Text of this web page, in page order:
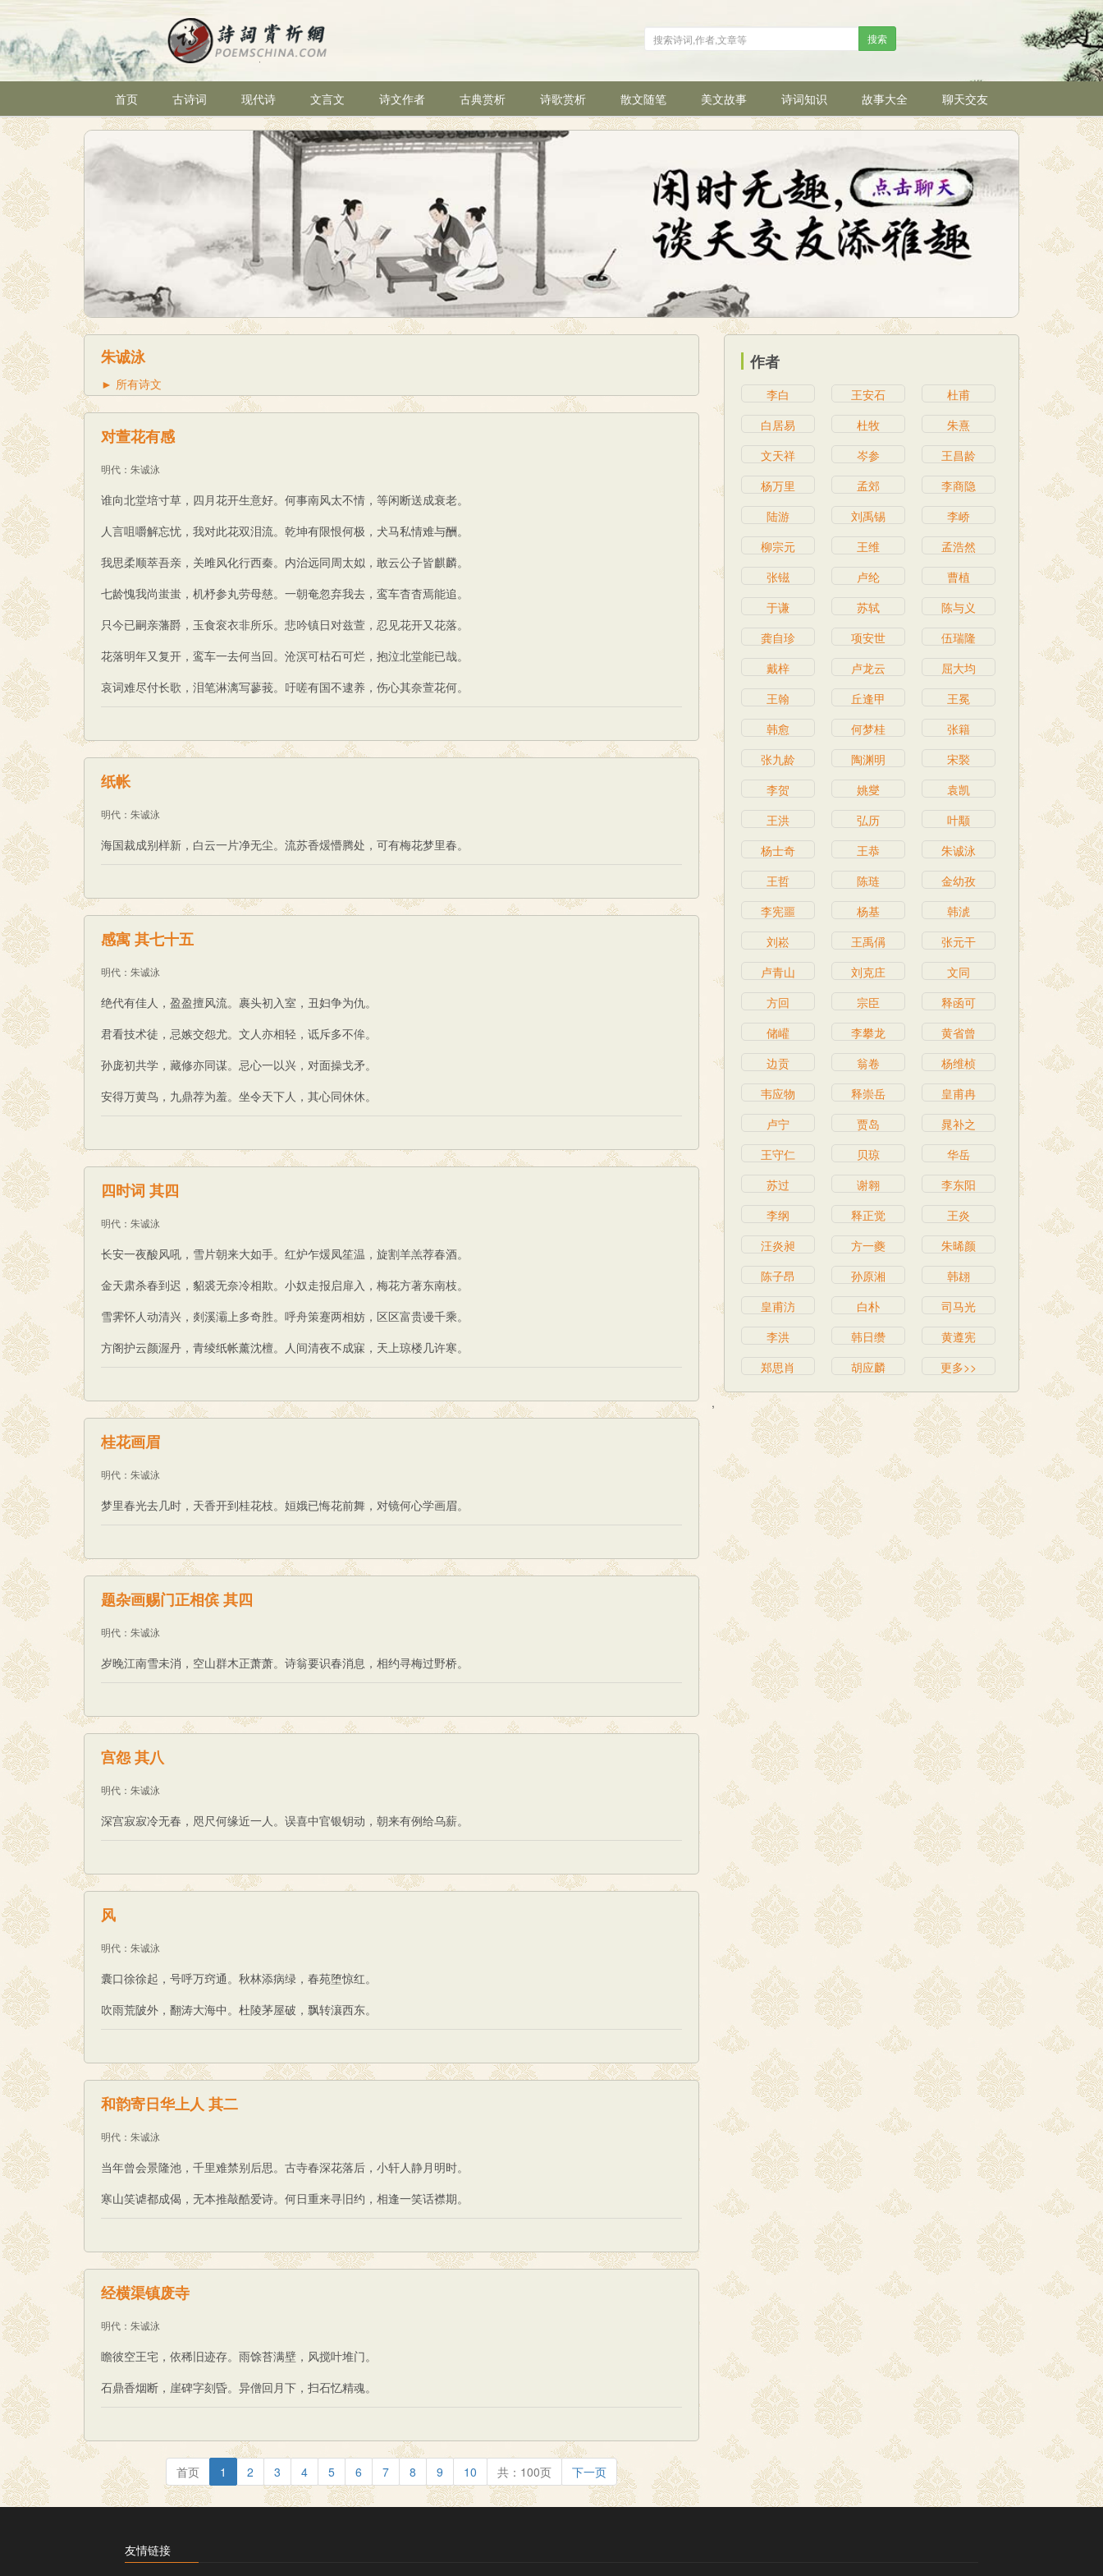
搜索
首页 古诗词 现代诗 文言文 诗文作者 古典赏析 诗歌赏析 散文随笔 美文故事 诗词知识 故事大全 聊天交友
朱诚泳
► 所有诗文
对萱花有感
明代 ： 朱诚泳
谁向北堂培寸草，四月花开生意好。何事南风太不情，等闲断送成衰老。
人言咀嚼解忘忧，我对此花双泪流。乾坤有限恨何极，犬马私情难与酬。
我思柔顺萃吾亲，关雎风化行西秦。内治远同周太姒，敢云公子皆麒麟。
七龄愧我尚蚩蚩，机杼参丸劳母慈。一朝奄忽弃我去，鸾车杳杳焉能追。
只今已嗣亲藩爵，玉食衮衣非所乐。悲吟镇日对兹萱，忍见花开又花落。
花落明年又复开，鸾车一去何当回。沧溟可枯石可烂，抱泣北堂能已哉。
哀词难尽付长歌，泪笔淋漓写蓼莪。吁嗟有国不逮养，伤心其奈萱花何。
纸帐
明代 ： 朱诚泳
海国裁成别样新，白云一片净无尘。流苏香煖懵腾处，可有梅花梦里春。
感寓 其七十五
明代 ： 朱诚泳
绝代有佳人，盈盈擅风流。裹头初入室，丑妇争为仇。
君看技术徒，忌嫉交怨尤。文人亦相轻，诋斥多不侔。
孙庞初共学，藏修亦同谋。忌心一以兴，对面操戈矛。
安得万黄鸟，九鼎荐为羞。坐令天下人，其心同休休。
四时词 其四
明代 ： 朱诚泳
长安一夜酸风吼，雪片朝来大如手。红炉乍煖凤笙温，旋割羊羔荐春酒。
金天肃杀春到迟，貂裘无奈冷相欺。小奴走报启扉入，梅花方著东南枝。
雪霁怀人动清兴，剡溪灞上多奇胜。呼舟策蹇两相妨，区区富贵谩千乘。
方阁护云颜渥丹，青绫纸帐薰沈檀。人间清夜不成寐，天上琼楼几许寒。
桂花画眉
明代 ： 朱诚泳
梦里春光去几时，天香开到桂花枝。姮娥已悔花前舞，对镜何心学画眉。
题杂画赐门正相傧 其四
明代 ： 朱诚泳
岁晚江南雪未消，空山群木正萧萧。诗翁要识春消息，相约寻梅过野桥。
宫怨 其八
明代 ： 朱诚泳
深宫寂寂冷无春，咫尺何缘近一人。误喜中官银钥动，朝来有例给乌薪。
风
明代 ： 朱诚泳
囊口徐徐起，号呼万窍通。秋林添病绿，春苑堕惊红。
吹雨荒陂外，翻涛大海中。杜陵茅屋破，飘转瀼西东。
和韵寄日华上人 其二
明代 ： 朱诚泳
当年曾会景隆池，千里难禁别后思。古寺春深花落后，小轩人静月明时。
寒山笑谑都成偈，无本推敲酷爱诗。何日重来寻旧约，相逢一笑话襟期。
经横渠镇废寺
明代 ： 朱诚泳
瞻彼空王宅，依稀旧迹存。雨馀苔满壁，风搅叶堆门。
石鼎香烟断，崖碑字刻昏。异僧回月下，扫石忆精魂。
首页 1 2 3 4 5 6 7 8 9 10 共：100页 下一页
作者
李白 王安石
杜甫
白居易
杜牧
朱熹
文天祥
岑参
王昌龄
杨万里
孟郊
李商隐
陆游
刘禹锡
李峤
柳宗元
王维
孟浩然
张镃
卢纶
曹植
于谦
苏轼
陈与义
龚自珍
项安世
伍瑞隆
戴梓
卢龙云
屈大均
王翰
丘逢甲
王冕
韩愈
何梦桂
张籍
张九龄
陶渊明
宋褧
李贺
姚燮
袁凯
王洪
弘历
叶颙
杨士奇
王恭
朱诚泳
王哲
陈琏
金幼孜
李宪噩
杨基
韩淲
刘崧
王禹偁
张元干
卢青山
刘克庄
文同
方回
宗臣
释函可
储巏
李攀龙
黄省曾
边贡
翁卷
杨维桢
韦应物
释崇岳
皇甫冉
卢宁
贾岛
晁补之
王守仁
贝琼
华岳
苏过
谢翱
李东阳
李纲
释正觉
王炎
汪炎昶
方一夔
朱晞颜
陈子昂
孙原湘
韩翃
皇甫汸
白朴
司马光
李洪
韩日缵
黄遵宪
郑思肖
胡应麟 更多>>
,
友情链接